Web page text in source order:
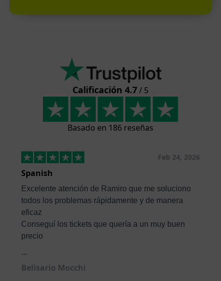
Calificación 4.7/ 5
Basado en 186 reseñas
Feb 24, 2026
Spanish
Excelente atención de Ramiro que me soluciono
todos los problemas rápidamente y de manera
eficaz
Conseguí los tickets que quería a un muy buen
precio
...
Belisario Mocchi